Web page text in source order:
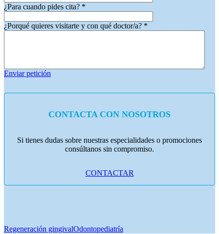
¿Para cuando pides cita? *
¿Porqué quieres visitarte y con qué doctor/a? *
Enviar petición
CONTACTA CON NOSOTROS
Si tienes dudas sobre nuestras especialidades o promociones
consúltanos sin compromiso.
CONTACTAR
Regeneración gingivalOdontopediatría